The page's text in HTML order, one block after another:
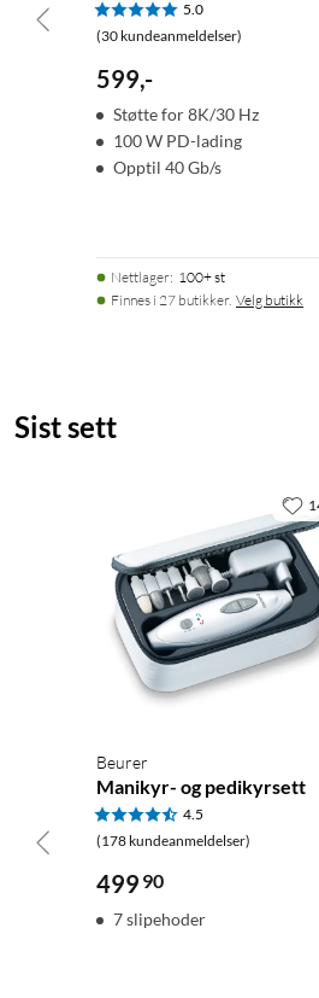
1 × Thunderbolt 5-kabel
5.0
(30 kundeanmeldelser)
599,-
Støtte for 8K/30 Hz
100 W PD-lading
Opptil 40 Gb/s
Nettlager: 100+ st
Finnes i 27 butikker. Velg butikk
Sist sett
Beurer
Manikyr- og pedikyrsett
4.5
(178 kundeanmeldelser)
499 90
7 slipehoder